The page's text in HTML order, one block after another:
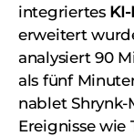
integriertes
erweitert
analysiert 90
als fünf
nablet
Ereignisse wie